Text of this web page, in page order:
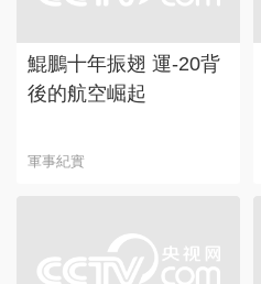
鯤鵬十年振翅 運-20背
後的航空崛起
軍事紀實